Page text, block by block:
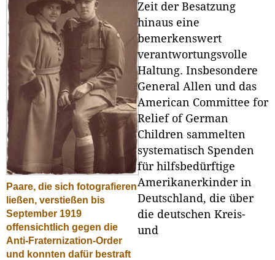
Paare, die sich fotografieren
ließen, verstießen bis
September 1919
offensichtlich gegen die
Anti-Fraternization-Order
und konnten dafür bestraft
Zeit der Besatzung
hinaus eine
bemerkenswert
verantwortungsvolle
Haltung. Insbesondere
General Allen und das
American Committee for
Relief of German
Children sammelten
systematisch Spenden
für hilfsbedürftige
Amerikanerkinder in
Deutschland, die über
die deutschen Kreis-
und